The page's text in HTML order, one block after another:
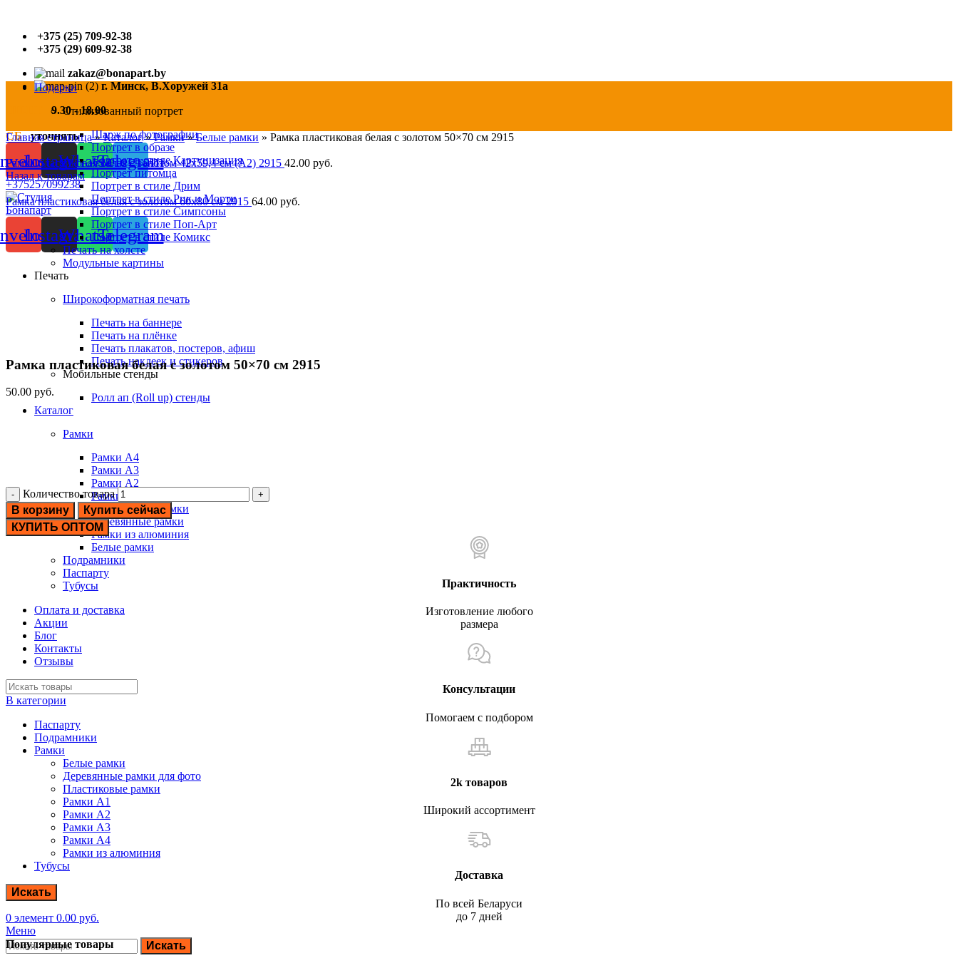
+375 (25) 709-92-38
+375 (29) 609-92-38
zakaz@bonapart.by
г. Минск, В.Хоружей 31а
9.30 - 18.00
СБуточнять
InstagramWhatsappTelegram
+375257099238
InstagramWhatsappTelegram
Подарки
Стилизованный портрет
Шарж по фотографии
Портрет в образе
Портрет в стиле Картунизация
Портрет питомца
Портрет в стиле Дрим
Портрет в стиле Рик и Морти
Портрет в стиле Симпсоны
Портрет в стиле Поп-Арт
Портрет в стиле Комикс
Печать на холсте
Модульные картины
Печать
Широкоформатная печать
Печать на баннере
Печать на плёнке
Печать плакатов, постеров, афиш
Печать наклеек и стикеров
Мобильные стенды
Ролл ап (Roll up) стенды
Каталог
Рамки
Рамки А4
Рамки А3
Рамки А2
Рамки А1
Пластиковые рамки
Деревянные рамки
Рамки из алюминия
Белые рамки
Подрамники
Паспарту
Тубусы
Оплата и доставка
Акции
Блог
Контакты
Отзывы
В категории
Паспарту
Подрамники
Рамки
Белые рамки
Деревянные рамки для фото
Пластиковые рамки
Рамки А1
Рамки А2
Рамки А3
Рамки А4
Рамки из алюминия
Тубусы
Искать
0 элемент 0.00 руб.
Меню
Искать
Главная страница»Каталог»Рамки»Белые рамки » Рамка пластиковая белая с золотом 50×70 см 2915
Рамка пластиковая белая с золотом 42x59,4 см (A2) 2915 42.00 руб.
Назад к товарам
Рамка пластиковая белая с золотом 60x80 см 2915 64.00 руб.
Нажмите, чтобы увеличить
Рамка пластиковая белая с золотом 50×70 см 2915
50.00 руб.
Количество товара
В корзину
Купить сейчас
КУПИТЬ ОПТОМ
Практичность
Изготовление любого
размера
Консультации
Помогаем с подбором
2k товаров
Широкий ассортимент
Доставка
По всей Беларуси
до 7 дней
Популярные товары